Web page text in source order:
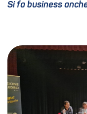
Si fa business